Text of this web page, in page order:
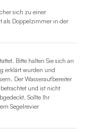
sich zu einer
als Doppelzimmer in der
Bitte halten Sie sich an
erklärt wurden und
Der Wasseraufbereiter
und ist nicht
Sollte Ihr
Segelrevier